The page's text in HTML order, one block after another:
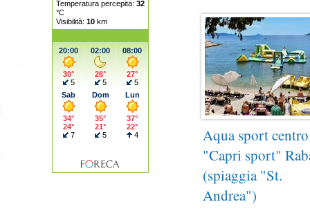
Aqua sport centro
"Capri sport"
(spiaggia "St.
Andrea")